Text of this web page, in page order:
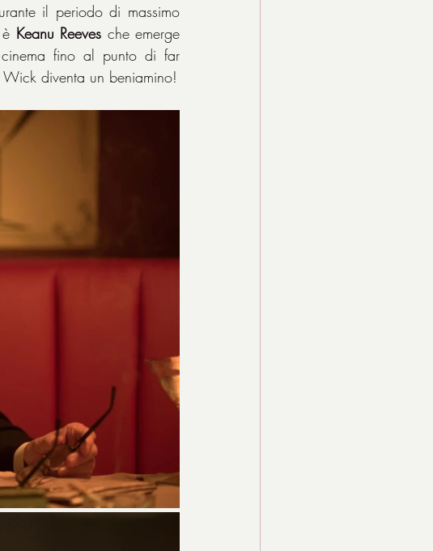
il periodo di massimo
Keanu Reeves che emerge
cinema fino al punto di far
diventa un beniamino!